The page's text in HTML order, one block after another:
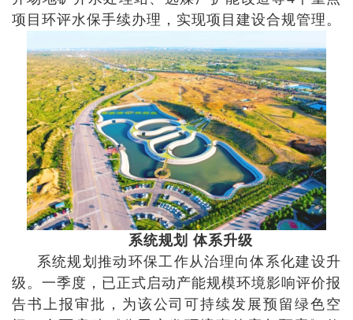
项目环评水保手续办理，实现项目建设合规管理。
系统规划 体系升级
系统规划推动环保工作从治理向体系化建设升
级。一季度，已正式启动产能规模环境影响评价报
告书上报审批，为该公司可持续发展预留绿色空